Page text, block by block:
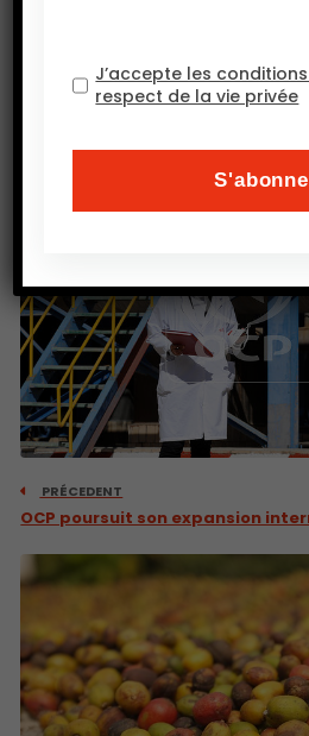
PRÉCEDENT
OCP poursuit son expansion
J’accepte les
respect de la vie privée